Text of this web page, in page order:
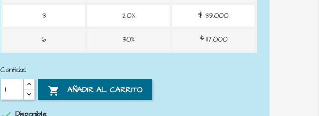
3 20% $ 39.000
6 30% $ 117.000
Cantidad
 AÑADIR AL CARRITO